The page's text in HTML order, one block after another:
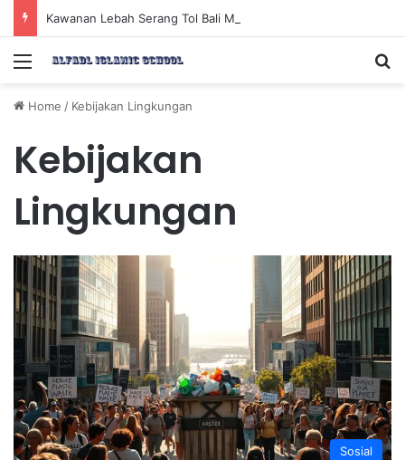
Menu
Home / Kebijakan Lingkungan
Kebijakan
Lingkungan
Sosial